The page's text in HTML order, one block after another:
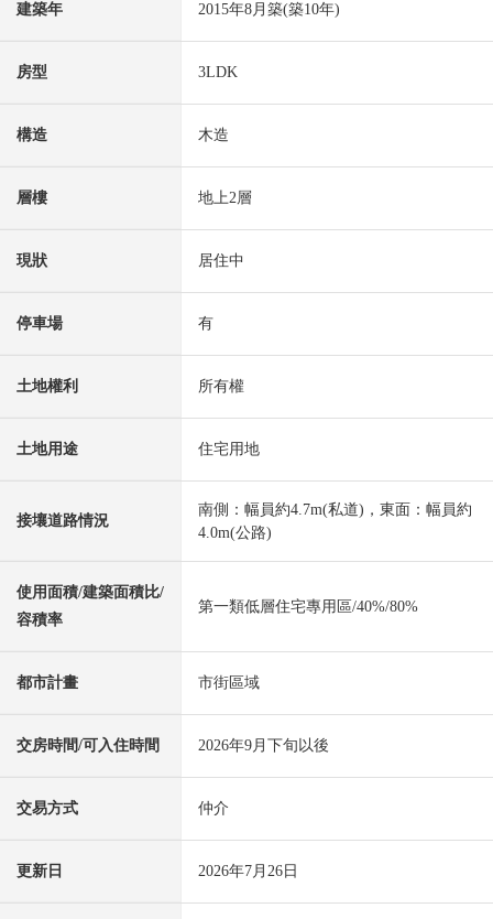
建築年 2015年8月築(築10年)
房型 3LDK
構造 木造
層樓 地上2層
現狀 居住中
停車場 有
土地權利 所有權
土地用途 住宅用地
接壤道路情況
南側：幅員約4.7m(私道)，東面：幅員約
4.0m(公路)
使用面積/建築面積比/
容積率
第一類低層住宅專用區/40%/80%
都市計畫 市街區域
交房時間/可入住時間 2026年9月下旬以後
交易方式 仲介
更新日 2026年7月26日